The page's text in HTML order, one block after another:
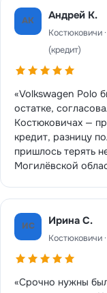
АК Андрей К.
Костюковичи
(кредит)
«Volkswagen Polo
остатке,
Костюковичах —
кредит, разницу
пришлось терять
Могилёвской
ИС Ирина С.
Костюковичи
«Срочно нужны